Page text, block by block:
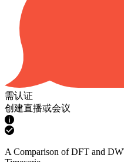
需认证
创建直播或会议
A Comparison of DFT and